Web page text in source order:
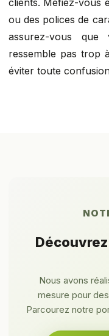
clients. Méfiez-vous
ou des polices de
assurez-vous
ressemble pas trop
éviter toute
Nous avons
mesure pour
Parcourez notre